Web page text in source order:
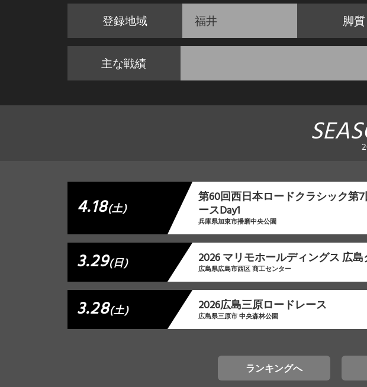
登録地域 福井 脚質
主な戦績
4.18(土)
第60回西日本ロードクラシック第
ースDay1
兵庫県加東市播磨中央公園
3.29(日) 2026 マリモホールディングス 広
広島県広島市西区 商工センター
3.28(土) 2026広島三原ロードレース
広島県三原市 中央森林公園
ランキングへ